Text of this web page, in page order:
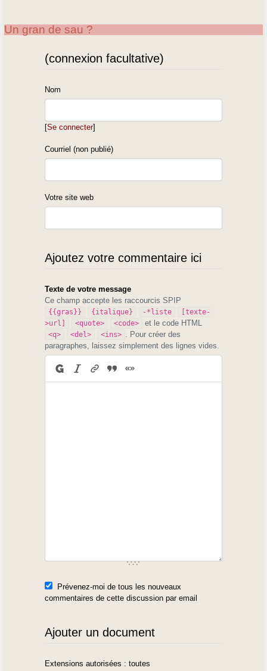
Un gran de sau ?
(connexion facultative)
Nom
[Se connecter]
Courriel (non publié)
Votre site web
Ajoutez votre commentaire ici
Texte de votre message
Ce champ accepte les raccourcis SPIP
{{gras}} {italique} -*liste
[texte-
>url]
<quote> <code> et le code HTML
<q> <del> <ins>
. Pour créer des
paragraphes, laissez simplement des lignes vides.
Prévenez-moi de tous les nouveaux
commentaires de cette discussion par email
Ajouter un document
Extensions autorisées : toutes